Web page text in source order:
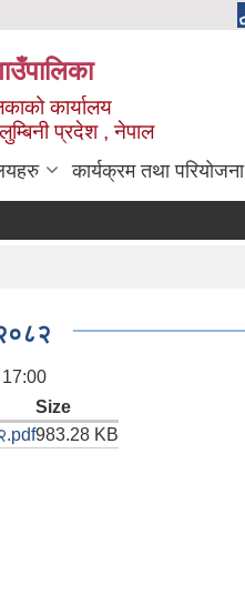
कार्यालय
लुम्बिनी प्रदेश , नेपाल
कार्यक्रम तथा परियोजना
Size
983.28 KB